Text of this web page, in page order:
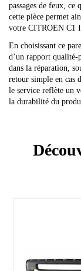
passages de feux,
cette pièce permet
votre CITROEN C1 I
En choisissant ce
d’un rapport
dans la réparation,
retour simple en cas
le service reflète un
la durabilité du